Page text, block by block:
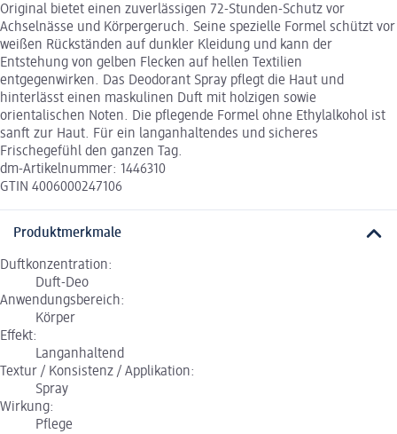
Original bietet einen zuverlässigen 72-Stunden-Schutz vor
Achselnässe und Körpergeruch. Seine spezielle Formel schützt vor
weißen Rückständen auf dunkler Kleidung und kann der
Entstehung von gelben Flecken auf hellen Textilien
entgegenwirken. Das Deodorant Spray pflegt die Haut und
hinterlässt einen maskulinen Duft mit holzigen sowie
orientalischen Noten. Die pflegende Formel ohne Ethylalkohol ist
sanft zur Haut. Für ein langanhaltendes und sicheres
Frischegefühl den ganzen Tag.
dm-Artikelnummer: 1446310
GTIN 4006000247106
Produktmerkmale
Duftkonzentration:
Duft-Deo
Anwendungsbereich:
Körper
Effekt:
Langanhaltend
Textur / Konsistenz / Applikation:
Spray
Wirkung:
Pflege